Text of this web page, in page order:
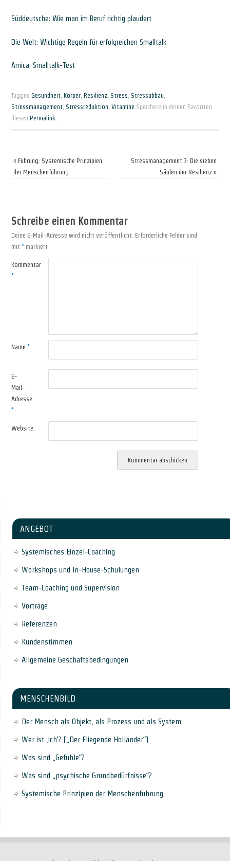
Süddeutsche: Wie man im Beruf richtig plaudert
Die Welt: Wichtige Regeln für erfolgreichen Smalltalk
Amica: Smalltalk-Test
Tagged Gesundheit, Körper, Resilienz, Stress, Stressabbau,
Stressmanagement, Stressreduktion, Vitamine.Speichere in deinen Favoriten
diesen Permalink.
« Führung: Systemische Prinzipien
der Menschenführung
Stressmanagement 7: Die sieben
Säulen der Resilienz»
Schreibe einen Kommentar
Deine E-Mail-Adresse wird nicht veröffentlicht. Erforderliche Felder sind
mit *markiert
Kommentar
*
Name *
E-
Mail-
Adresse
*
Website
ANGEBOT
Systemisches Einzel-Coaching
Workshops und In-House-Schulungen
Team-Coaching und Supervision
Vorträge
Referenzen
Kundenstimmen
Allgemeine Geschäftsbedingungen
MENSCHENBILD
Der Mensch als Objekt, als Prozess und als System.
Wer ist ‚ich‘? („Der Fliegende Holländer“)
Was sind „Gefühle“?
Was sind „psychische Grundbedürfnisse“?
Systemische Prinzipien der Menschenführung